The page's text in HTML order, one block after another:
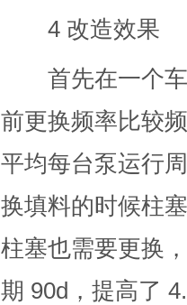
4 改造效果
首先在一个车
前更换频率比较
平均每台泵运行
换填料的时候柱
柱塞也需要更换
期 90d，提高了